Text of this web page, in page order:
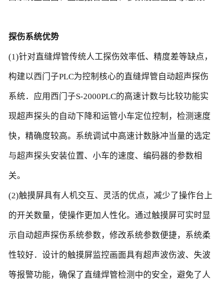
探伤系统优势
(1)针对直缝焊管传统人工探伤效率低、精度差等缺点，
构建以西门子PLC为控制核心的直缝焊管自动超声探伤
系统．应用西门子S-2000PLC的高速计数与比较功能实
现超声探头的自动下降和运管小车定位控制，检测速度
快，精确度较高。系统调试中高速计数脉冲当量的选定
与超声探头安装位置、小车的速度、编码器的参数相
关。
(2)触摸屏具有人机交互、灵活的优点，减少了操作台上
的开关数量，使操作更加人性化。通过触摸屏可实时显
示自动超声探伤系统参数，修改系统参数便捷，系统柔
性较好．设计的触摸屏监控画面具有超声波伤波、失波
等报警功能，确保了直缝焊管检测中的安全，避免了人